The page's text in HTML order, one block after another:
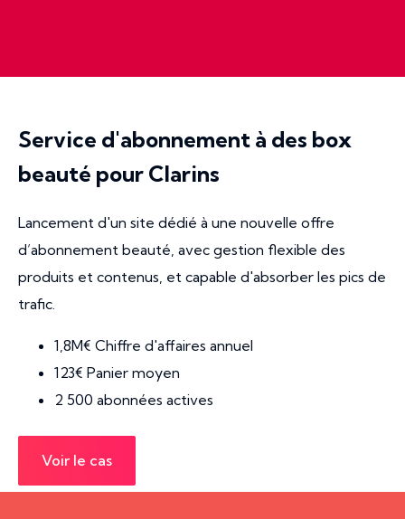
Service d'abonnement à des box
beauté pour Clarins
Lancement d'un site dédié à une nouvelle offre
d’abonnement beauté, avec gestion flexible des
produits et contenus, et capable d'absorber les pics de
trafic.
1,8M€ Chiffre d'affaires annuel
123€ Panier moyen
2 500 abonnées actives
Voir le cas